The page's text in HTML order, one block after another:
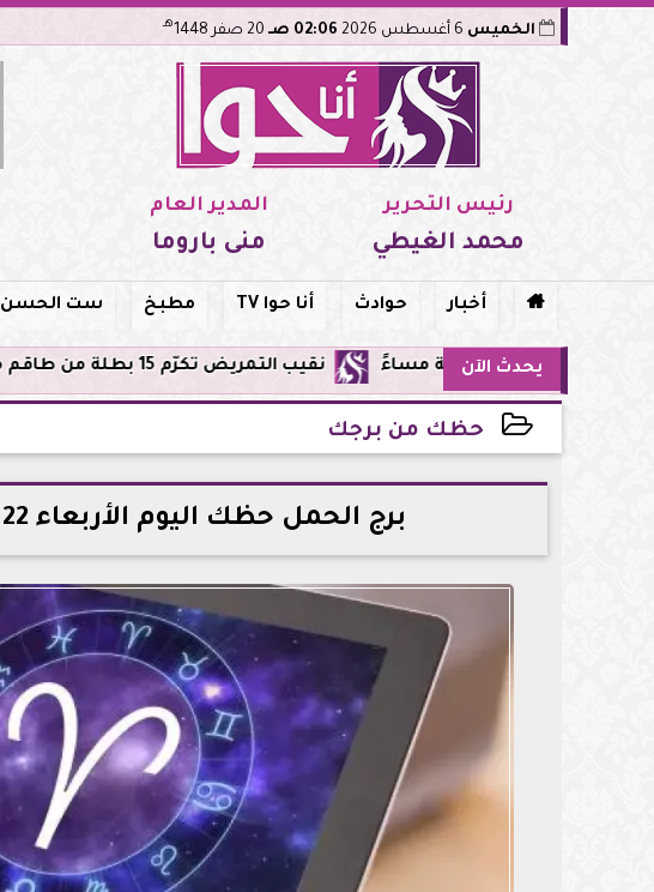
الخميس 02:06 صـ هـ
رئيس التحرير
محمد الغيطي
المدير العام
منى باروما
 أخبار حوادث أنا حوا TV مطبخ ست الحسن
يحدث الآننقيب التمريض تكرّم 15 بطلة من طاقم مستشفى أورام مدينة نصر لإنقاذهن المرضى من حريق مروع.. تفاصيل الموقف البطولي
حظك من برجك
2026-04-22 22:42:40
برج الحمل حظك اليوم الأربعاء 22 أبريل: قراراتك مفتاح نجاحك